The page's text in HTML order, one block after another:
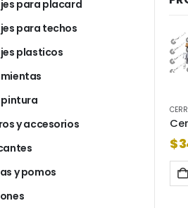
Cerradura candex 117 pasadores redondos = combinacion
$44.149
AÑADIR AL CARRITO
$
para placard
para techos
plasticos
pintura
y accesorios
y pomos